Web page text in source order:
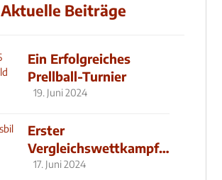
Aktuelle Beiträge
Ein Erfolgreiches
Prellball-Turnier
19. Juni 2024
Erster
Vergleichswettkampf
seit 2019
17. Juni 2024